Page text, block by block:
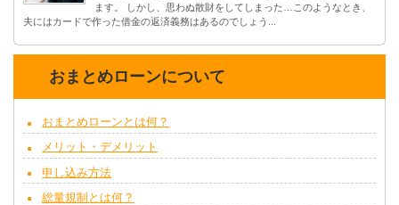
ます。 しかし、思わぬ散財をしてしまった…このようなとき、
夫にはカードで作った借金の返済義務はあるのでしょう...
おまとめローンについて
おまとめローンとは何？
メリット・デメリット
申し込み方法
総量規制とは何？